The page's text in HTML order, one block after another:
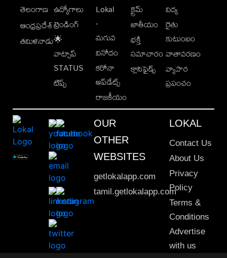
తెలంగాణ
ఆంధ్రప్రదేశ్
తమిళనాడు
ఉద్యోగాలు
ట్రెండింగ్
🌟
వాట్సాప్
STATUS
టిప్స్
Lokal
-
మగువ
వినోదం
కరోనా
అప్‌డేట్స్
రాజకీయం
క్రైమ్
జాతీయం
భక్తి
సమాచారం
క్లాసిఫైడ్స్
విద్య
రైతు
కుటుంబం
వాతావరణం
వ్యాపార
ప్రపంచం
OUR
OTHER
WEBSITES
getlokalapp.com
tamil.getlokalapp.com
LOKAL
Contact Us
About Us
Privacy
Policy
Terms &
Conditions
Advertise
with us